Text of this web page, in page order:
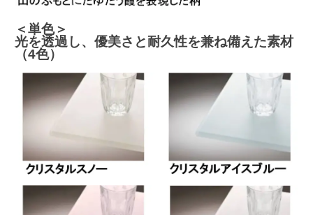
＜単色＞
光を透過し、優美さと耐久性を兼ね備えた素材
（4色）